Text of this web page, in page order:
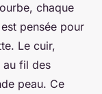
chaque
pensée pour
Le cuir,
au fil des
peau. Ce